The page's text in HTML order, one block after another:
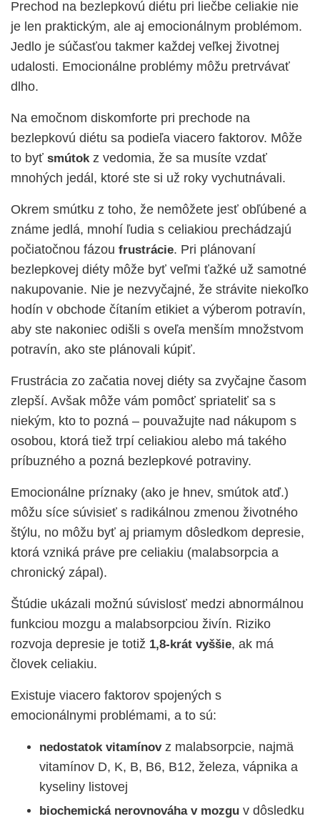
Prechod na bezlepkovú diétu pri liečbe celiakie nie
je len praktickým, ale aj emocionálnym problémom.
Jedlo je súčasťou takmer každej veľkej životnej
udalosti. Emocionálne problémy môžu pretrvávať
dlho.
Na emočnom diskomforte pri prechode na
bezlepkovú diétu sa podieľa viacero faktorov. Môže
to byť smútokz vedomia, že sa musíte vzdať
mnohých jedál, ktoré ste si už roky vychutnávali.
Okrem smútku z toho, že nemôžete jesť obľúbené a
známe jedlá, mnohí ľudia s celiakiou prechádzajú
počiatočnou fázou frustrácie. Pri plánovaní
bezlepkovej diéty môže byť veľmi ťažké už samotné
nakupovanie. Nie je nezvyčajné, že strávite niekoľko
hodín v obchode čítaním etikiet a výberom potravín,
aby ste nakoniec odišli s oveľa menším množstvom
potravín, ako ste plánovali kúpiť.
Frustrácia zo začatia novej diéty sa zvyčajne časom
zlepší. Avšak môže vám pomôcť spriateliť sa s
niekým, kto to pozná – pouvažujte nad nákupom s
osobou, ktorá tiež trpí celiakiou alebo má takého
príbuzného a pozná bezlepkové potraviny.
Emocionálne príznaky (ako je hnev, smútok atď.)
môžu síce súvisieť s radikálnou zmenou životného
štýlu, no môžu byť aj priamym dôsledkom depresie,
ktorá vzniká práve pre celiakiu (malabsorpcia a
chronický zápal).
Štúdie ukázali možnú súvislosť medzi abnormálnou
funkciou mozgu a malabsorpciou živín. Riziko
rozvoja depresie je totiž 1,8-krát vyššie, ak má
človek celiakiu.
Existuje viacero faktorov spojených s
emocionálnymi problémami, a to sú:
nedostatok vitamínovz malabsorpcie, najmä
vitamínov D, K, B, B6, B12, železa, vápnika a
kyseliny listovej
biochemická nerovnováha v mozgu v dôsledku